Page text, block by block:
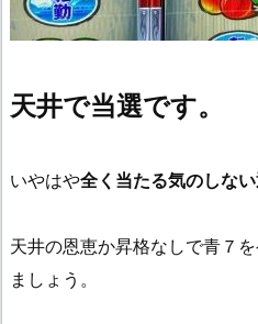
天井で当選です。
いやはや全く当たる気のしな
天井の恩恵か昇格なしで青７
ましょう。